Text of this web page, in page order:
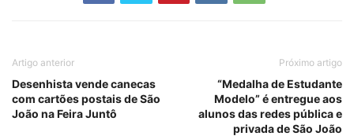
Artigo anterior
Desenhista vende canecas
com cartões postais de São
João na Feira Juntô
Próximo artigo
“Medalha de Estudante
Modelo” é entregue aos
alunos das redes pública e
privada de São João